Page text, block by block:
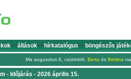
állások hírkatalógus böngészős
Ma augusztus 6, csütörtök, Berta és Bettina
- Időjárás - 2026 április 15.